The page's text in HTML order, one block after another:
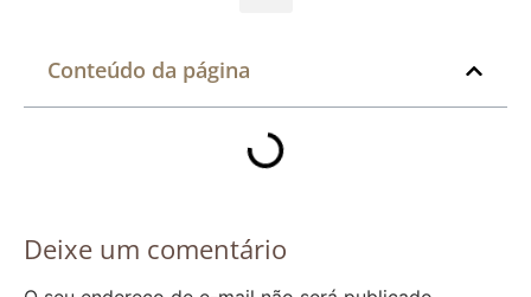
Conteúdo da página
Deixe um comentário